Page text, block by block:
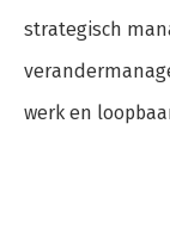
strategisch
werk en